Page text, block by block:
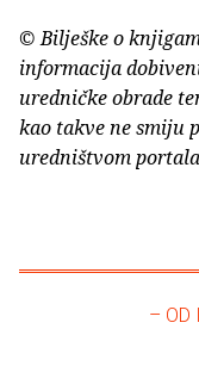
© Bilješke o
informacija
uredničke obrade
kao takve ne smiju
uredništvom
– OD